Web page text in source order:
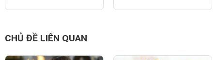
CHỦ ĐỀ LIÊN QUAN